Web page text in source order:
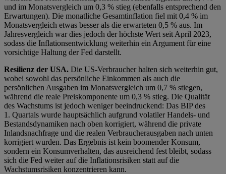
und im Monatsvergleich um 0,3 % stieg (ebenfalls entsprechend den
Erwartungen). Die monatliche Gesamtinflation fiel mit 0,4 % im
Monatsvergleich etwas besser als die erwarteten 0,5 % aus. Im
Jahresvergleich war dies jedoch der höchste Wert seit April 2023,
sodass die Inflationsentwicklung weiterhin ein Argument für eine
vorsichtige Haltung der Fed darstellt.
Resilienz der USA. Die US-Verbraucher halten sich weiterhin gut,
wobei sowohl das persönliche Einkommen als auch die
persönlichen Ausgaben im Monatsvergleich um 0,7 % stiegen,
während die reale Preiskomponente um 0,3 % stieg. Die Qualität
des Wachstums ist jedoch weniger beeindruckend: Das BIP des
1. Quartals wurde hauptsächlich aufgrund volatiler Handels- und
Bestandsdynamiken nach oben korrigiert, während die private
Inlandsnachfrage und die realen Verbraucherausgaben nach unten
korrigiert wurden. Das Ergebnis ist kein boomender Konsum,
sondern ein Konsumverhalten, das ausreichend fest bleibt, sodass
sich die Fed weiter auf die Inflationsrisiken statt auf die
Wachstumsrisiken konzentrieren kann.